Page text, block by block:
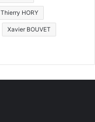
Thierry HORY
Xavier BOUVET